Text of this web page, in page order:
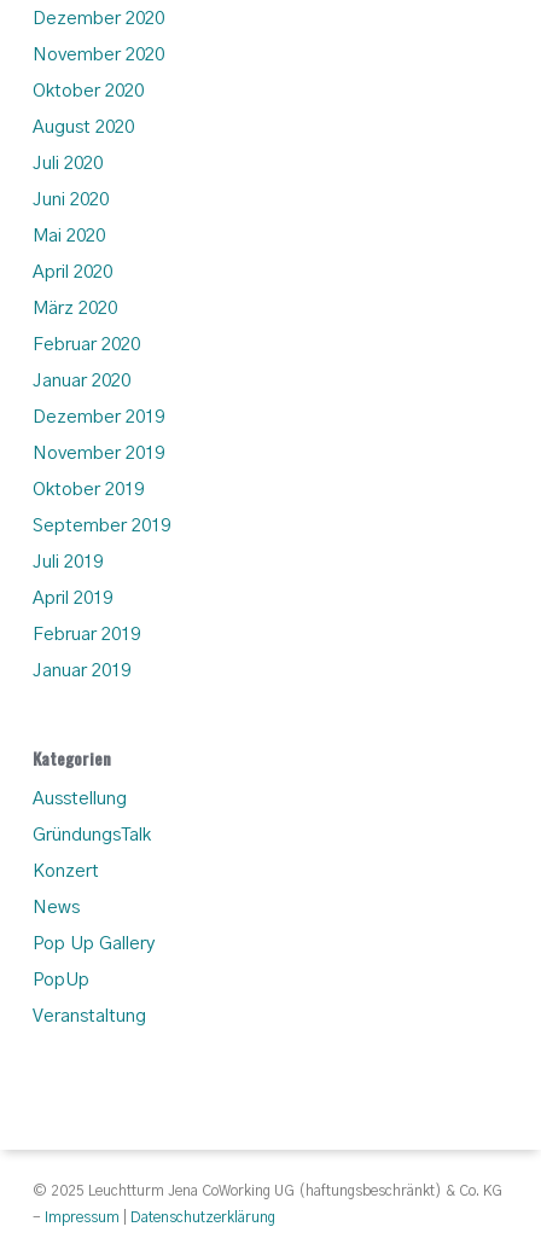
Dezember 2020
November 2020
Oktober 2020
August 2020
Juli 2020
Juni 2020
Mai 2020
April 2020
März 2020
Februar 2020
Januar 2020
Dezember 2019
November 2019
Oktober 2019
September 2019
Juli 2019
April 2019
Februar 2019
Januar 2019
Kategorien
Ausstellung
GründungsTalk
Konzert
News
Pop Up Gallery
PopUp
Veranstaltung
© 2025 Leuchtturm Jena CoWorking UG (haftungsbeschränkt) & Co. KG
-
Impressum Datenschutzerklärung